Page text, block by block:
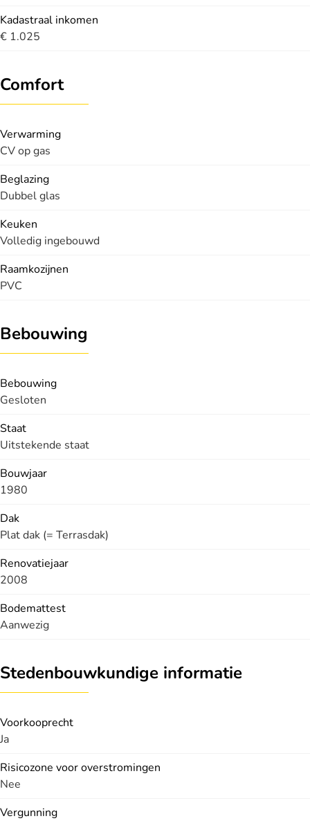
Kadastraal inkomen
€ 1.025
Comfort
Verwarming
CV op gas
Beglazing
Dubbel glas
Keuken
Volledig ingebouwd
Raamkozijnen
PVC
Bebouwing
Bebouwing
Gesloten
Staat
Uitstekende staat
Bouwjaar
1980
Dak
Plat dak (= Terrasdak)
Renovatiejaar
2008
Bodemattest
Aanwezig
Stedenbouwkundige informatie
Voorkooprecht
Ja
Risicozone voor overstromingen
Nee
Vergunning